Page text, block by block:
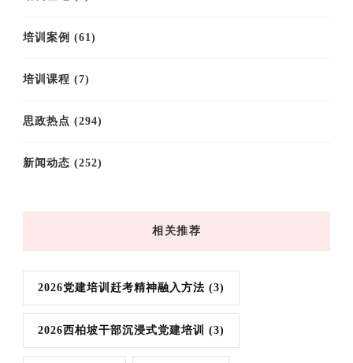
培训案例 (61)
培训课程 (7)
思政热点 (294)
新闻动态 (252)
相关推荐
2026党建培训赶考精神融入方法 (3)
2026西柏坡干部沉浸式党建培训 (3)